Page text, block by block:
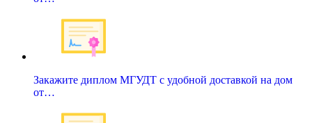
Закажите диплом МГУДТ с удобной доставкой на дом
от…